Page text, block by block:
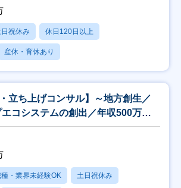
祝休み 休日120日以上
産休・育休あり
立ち上げコンサル】～地方創生／
コシステムの創出／年収500万～
・業界未経験OK 土日祝休み